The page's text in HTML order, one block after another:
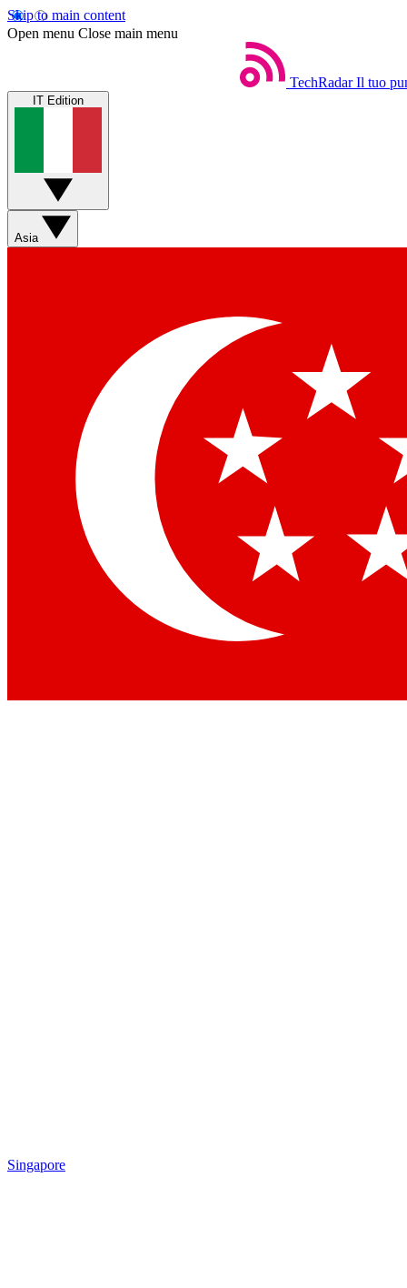
Skip to main content
Open menu Close main menu
TechRadar Il tuo
IT Edition
Asia
Singapore